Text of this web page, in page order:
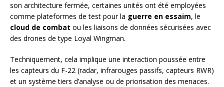
son architecture fermée, certaines unités ont été employées
comme plateformes de test pour la guerre en essaim, le
cloud de combat ou les liaisons de données sécurisées avec
des drones de type Loyal Wingman.
Techniquement, cela implique une interaction poussée entre
les capteurs du F-22 (radar, infrarouges passifs, capteurs RWR)
et un système tiers d’analyse ou de priorisation des menaces.